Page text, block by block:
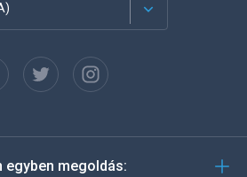
egyben megoldás: